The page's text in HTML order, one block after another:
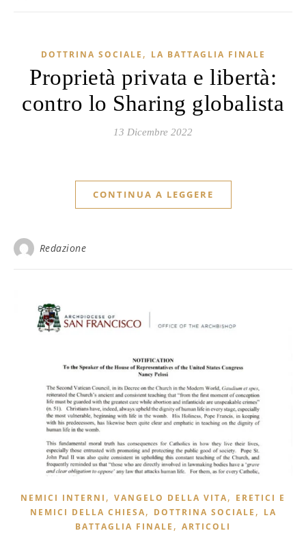
DOTTRINA SOCIALE , LA BATTAGLIA FINALE
Proprietà privata e libertà:
contro lo Sharing globalista
13 Dicembre 2022
CONTINUA A LEGGERE
Redazione
NEMICI INTERNI , VANGELO DELLA VITA, ERETICI E
NEMICI DELLA CHIESA, DOTTRINA SOCIALE , LA
BATTAGLIA FINALE , ARTICOLI